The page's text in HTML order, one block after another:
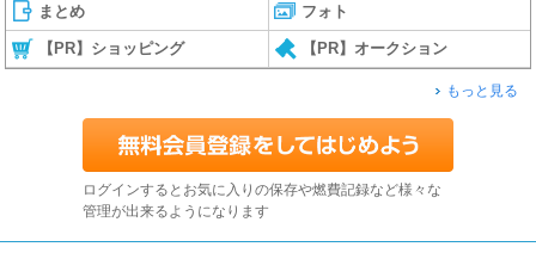
まとめ フォト
【PR】ショッピング 【PR】オークション
もっと見る
ログインするとお気に入りの保存や燃費記録など様々な
管理が出来るようになります